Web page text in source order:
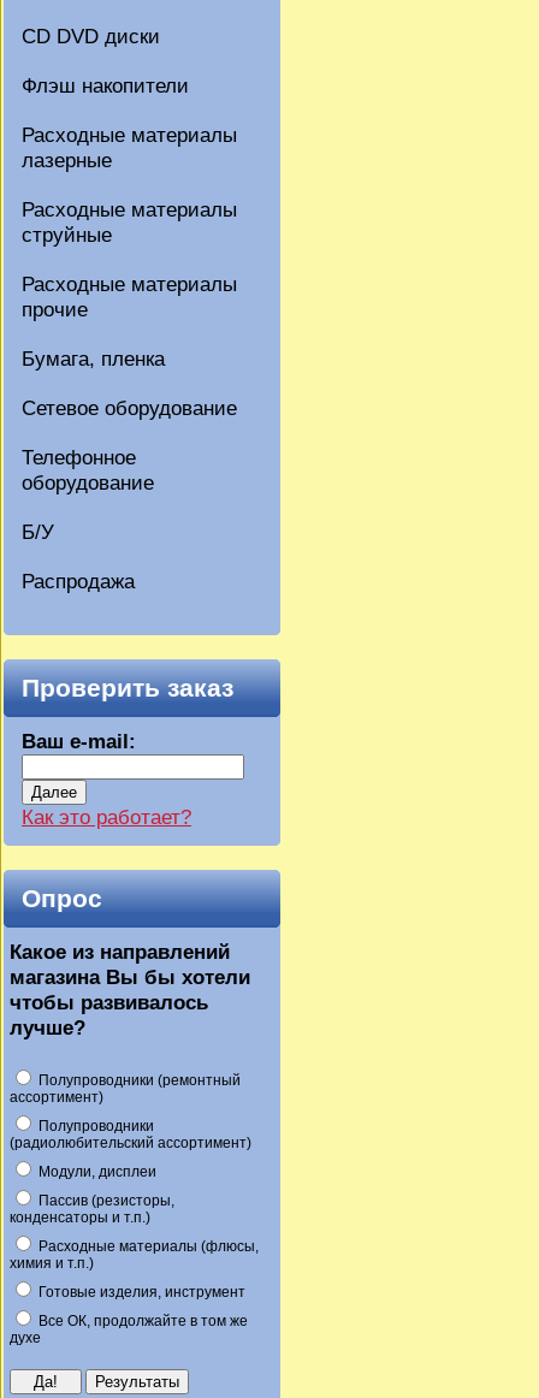
CD DVD диски
Флэш накопители
Расходные материалы
лазерные
Расходные материалы
струйные
Расходные материалы
прочие
Бумага, пленка
Сетевое оборудование
Телефонное
оборудование
Б/У
Распродажа
Проверить заказ
Ваш e-mail:
Далее
Как это работает?
Опрос
Какое из направлений
магазина Вы бы хотели
чтобы развивалось
лучше?
Полупроводники (ремонтный
ассортимент)
Полупроводники
(радиолюбительский ассортимент)
Модули, дисплеи
Пассив (резисторы,
конденсаторы и т.п.)
Расходные материалы (флюсы,
химия и т.п.)
Готовые изделия, инструмент
Все ОК, продолжайте в том же
духе